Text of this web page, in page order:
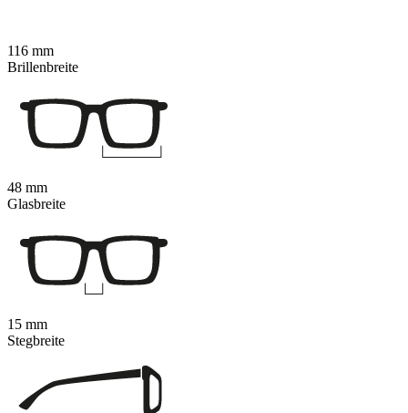
116 mm
Brillenbreite
48 mm
Glasbreite
15 mm
Stegbreite